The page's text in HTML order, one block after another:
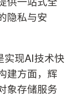
隐私与安
实现AI技术快
建方面，辉
象存储服务